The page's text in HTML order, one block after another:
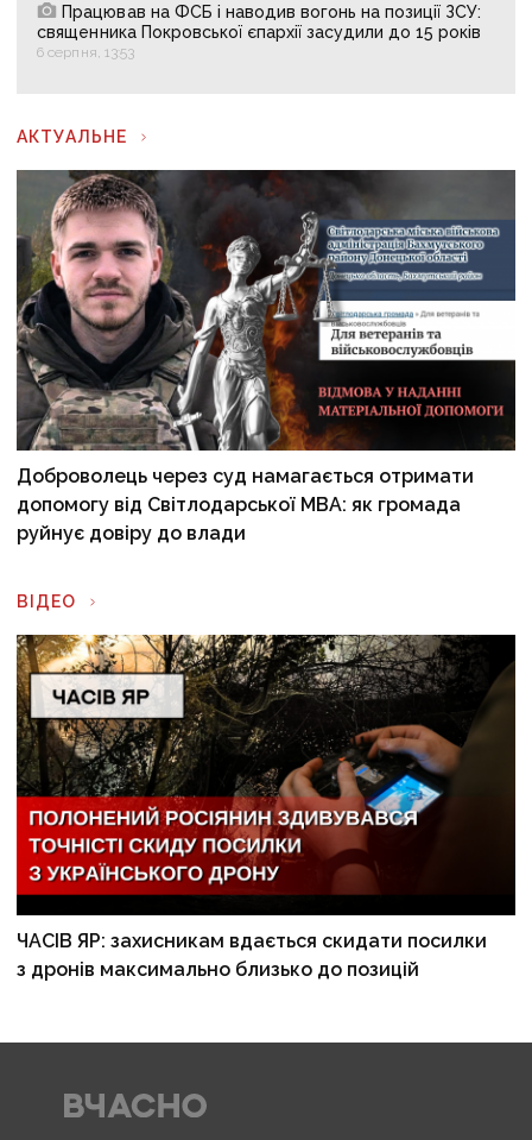
Працював на ФСБ і наводив вогонь на позиції ЗСУ:
священника Покровської єпархії засудили до 15 років
6 серпня, 13:53
АКТУАЛЬНЕ
Доброволець через суд намагається отримати
допомогу від Світлодарської МВА: як громада
руйнує довіру до влади
ВІДЕО
ЧАСІВ ЯР: захисникам вдається скидати посилки
з дронів максимально близько до позицій